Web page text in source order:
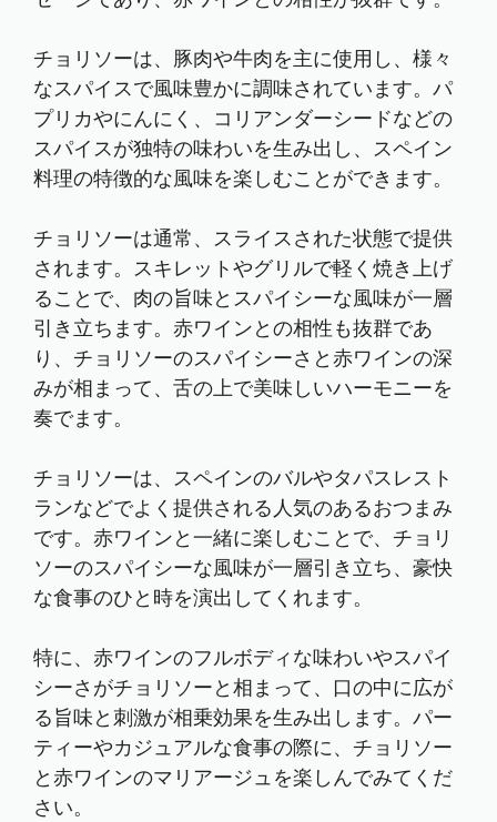
チョリソーは、豚肉や牛肉を主に使用し、様々
なスパイスで風味豊かに調味されています。パ
プリカやにんにく、コリアンダーシードなどの
スパイスが独特の味わいを生み出し、スペイン
料理の特徴的な風味を楽しむことができます。
チョリソーは通常、スライスされた状態で提供
されます。スキレットやグリルで軽く焼き上げ
ることで、肉の旨味とスパイシーな風味が一層
引き立ちます。赤ワインとの相性も抜群であ
り、チョリソーのスパイシーさと赤ワインの深
みが相まって、舌の上で美味しいハーモニーを
奏でます。
チョリソーは、スペインのバルやタパスレスト
ランなどでよく提供される人気のあるおつまみ
です。赤ワインと一緒に楽しむことで、チョリ
ソーのスパイシーな風味が一層引き立ち、豪快
な食事のひと時を演出してくれます。
特に、赤ワインのフルボディな味わいやスパイ
シーさがチョリソーと相まって、口の中に広が
る旨味と刺激が相乗効果を生み出します。パー
ティーやカジュアルな食事の際に、チョリソー
と赤ワインのマリアージュを楽しんでみてくだ
さい。